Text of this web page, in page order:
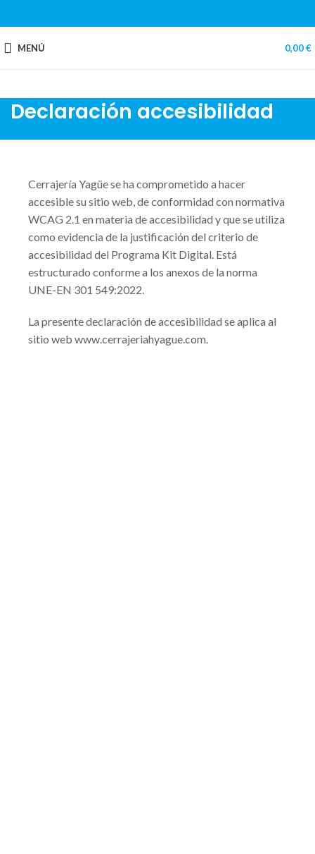
MENÚ 0,00€
Declaración accesibilidad
Cerrajería Yagüe se ha comprometido a hacer
accesible su sitio web, de conformidad con normativa
WCAG 2.1 en materia de accesibilidad y que se utiliza
como evidencia de la justificación del criterio de
accesibilidad del Programa Kit Digital. Está
estructurado conforme a los anexos de la norma
UNE-EN 301 549:2022.
La presente declaración de accesibilidad se aplica al
sitio web www.cerrajeriahyague.com.